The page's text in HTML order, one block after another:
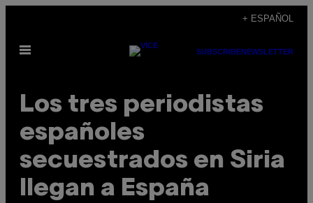
contenido
+ ESPAÑOL
Abrir
SUBSCRIBENEWSLETTER
Los tres periodistas
españoles
secuestrados en Siria
llegan a España